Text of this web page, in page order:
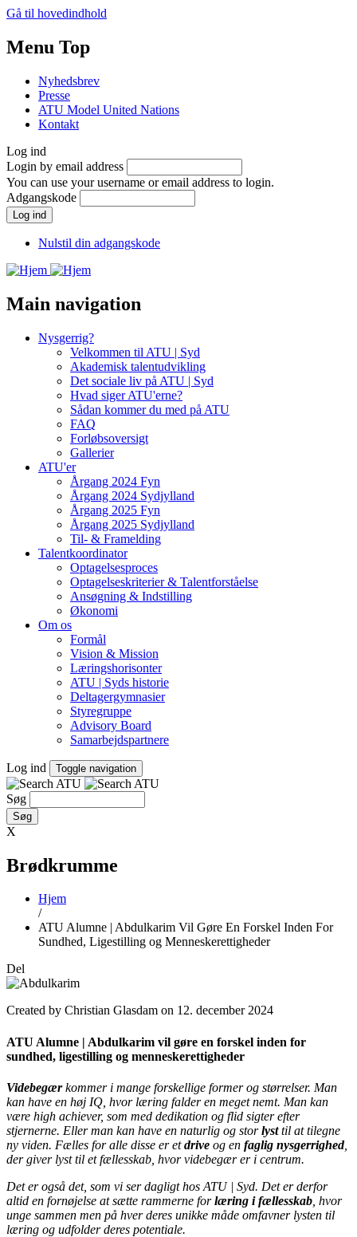
Gå til hovedindhold
Menu Top
Nyhedsbrev
Presse
ATU Model United Nations
Kontakt
Log ind
Login by email address
You can use your username or email address to login.
Adgangskode
Nulstil din adgangskode
Main navigation
Nysgerrig?
Velkommen til ATU | Syd
Akademisk talentudvikling
Det sociale liv på ATU | Syd
Hvad siger ATU'erne?
Sådan kommer du med på ATU
FAQ
Forløbsoversigt
Gallerier
ATU'er
Årgang 2024 Fyn
Årgang 2024 Sydjylland
Årgang 2025 Fyn
Årgang 2025 Sydjylland
Til- & Framelding
Talentkoordinator
Optagelsesproces
Optagelseskriterier & Talentforståelse
Ansøgning & Indstilling
Økonomi
Om os
Formål
Vision & Mission
Læringshorisonter
ATU | Syds historie
Deltagergymnasier
Styregruppe
Advisory Board
Samarbejdspartnere
Log ind Toggle navigation
Søg
X
Brødkrumme
Hjem
/
ATU Alumne | Abdulkarim Vil Gøre En Forskel Inden For
Sundhed, Ligestilling og Menneskerettigheder
Del
Created by Christian Glasdam on 12. december 2024
ATU Alumne | Abdulkarim vil gøre en forskel inden for
sundhed, ligestilling og menneskerettigheder
Videbegærkommer i mange forskellige former og størrelser. Man
kan have en høj IQ, hvor læring falder en meget nemt. Man kan
være high achiever, som med dedikation og flid sigter efter
stjernerne. Eller man kan have en naturlig og storlysttil at tilegne
ny viden. Fælles for alle disse er etdrive og en faglig nysgerrighed,
der giver lyst til et fællesskab, hvor videbegær er i centrum.
Det er også det, som vi ser dagligt hos ATU | Syd. Det er derfor
altid en fornøjelse at sætte rammerne forlæring i fællesskab , hvor
unge sammen men på hver deres unikke måde omfavner lysten til
læring og udfolder deres potentiale.